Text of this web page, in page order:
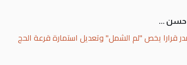
حسن ...
قرارا يخص "لم الشمل" وتعديل استمارة قرعة الحج